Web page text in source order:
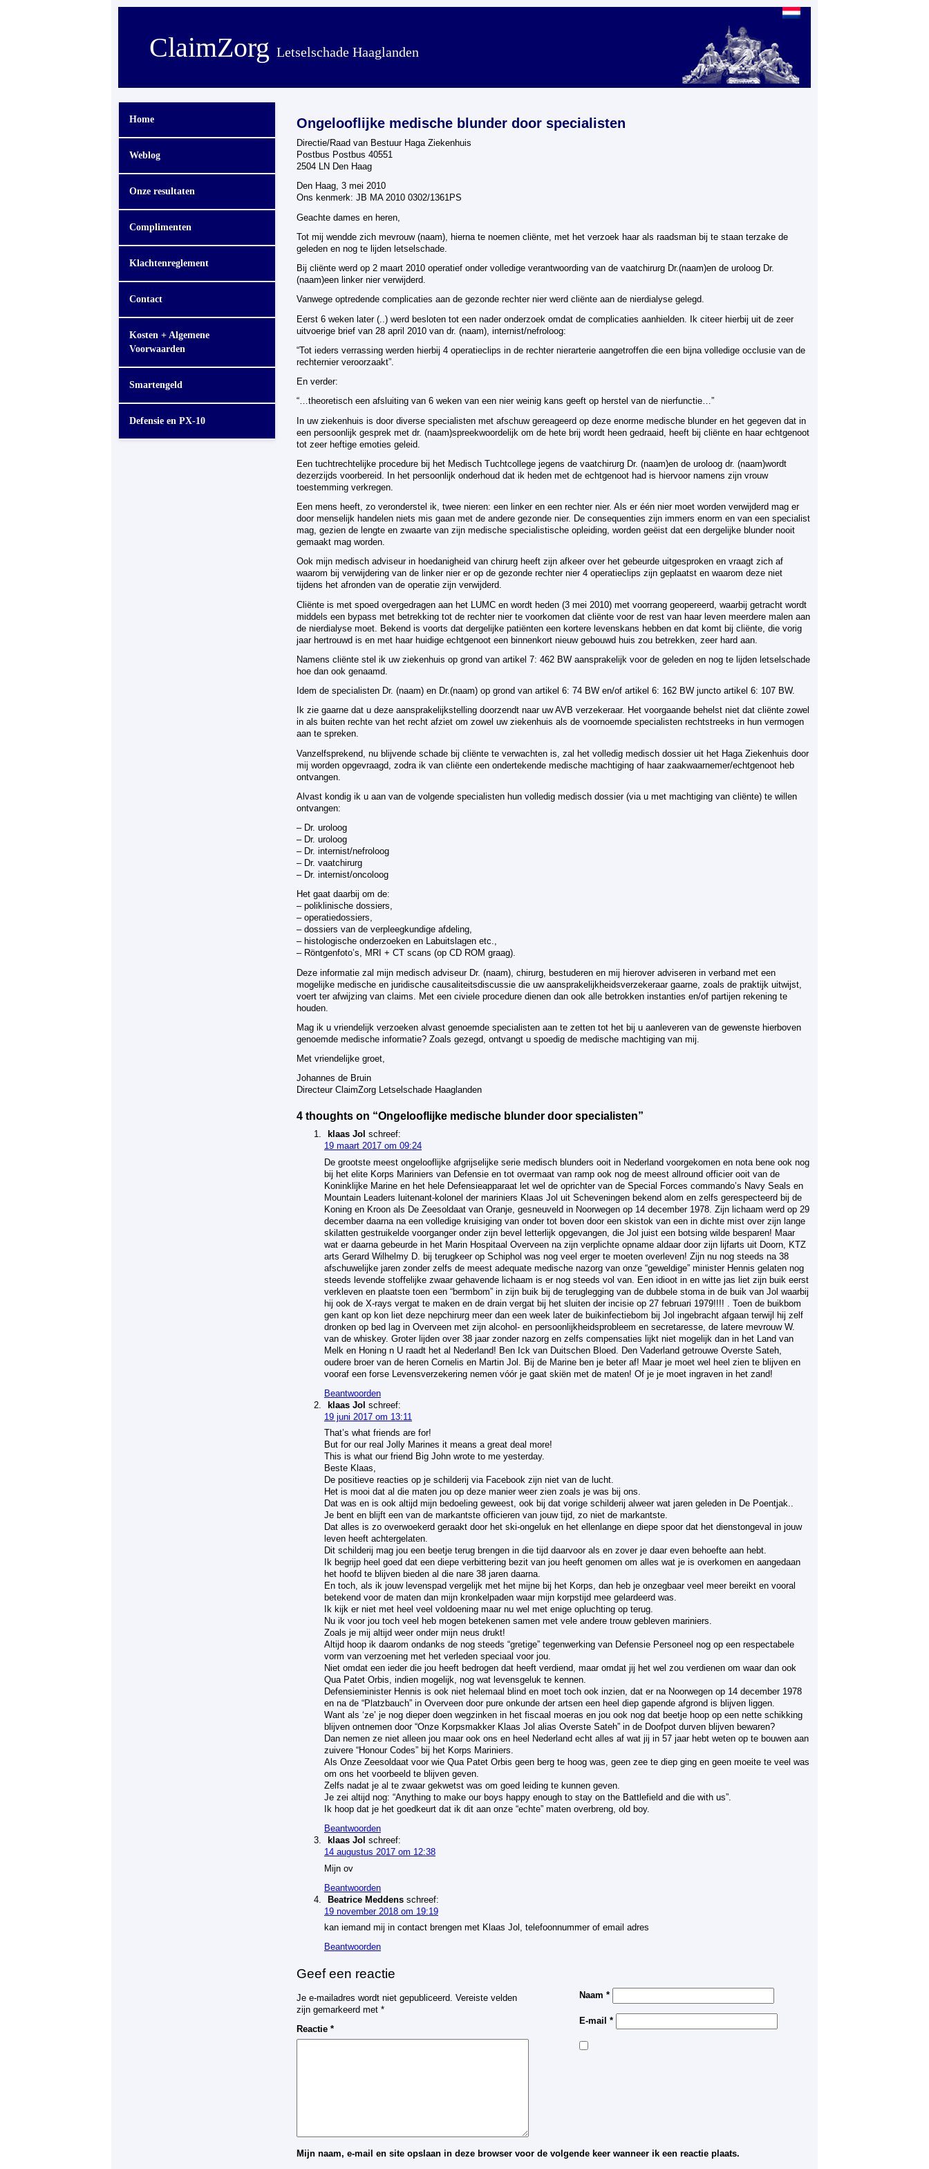
ClaimZorg Letselschade Haaglanden
Home
Weblog
Onze resultaten
Complimenten
Klachtenreglement
Contact
Kosten + Algemene
Voorwaarden
Smartengeld
Defensie en PX-10
Ongelooflijke medische blunder door specialisten
Directie/Raad van Bestuur Haga Ziekenhuis
Postbus Postbus 40551
2504 LN Den Haag
Den Haag, 3 mei 2010
Ons kenmerk: JB MA 2010 0302/1361PS
Geachte dames en heren,
Tot mij wendde zich mevrouw (naam), hierna te noemen cliënte, met het verzoek haar als raadsman bij te staan terzake de
geleden en nog te lijden letselschade.
Bij cliënte werd op 2 maart 2010 operatief onder volledige verantwoording van de vaatchirurg Dr.(naam)en de uroloog Dr.
(naam)een linker nier verwijderd.
Vanwege optredende complicaties aan de gezonde rechter nier werd cliënte aan de nierdialyse gelegd.
Eerst 6 weken later (..) werd besloten tot een nader onderzoek omdat de complicaties aanhielden. Ik citeer hierbij uit de zeer
uitvoerige brief van 28 april 2010 van dr. (naam), internist/nefroloog:
“Tot ieders verrassing werden hierbij 4 operatieclips in de rechter nierarterie aangetroffen die een bijna volledige occlusie van de
rechternier veroorzaakt”.
En verder:
“…theoretisch een afsluiting van 6 weken van een nier weinig kans geeft op herstel van de nierfunctie…”
In uw ziekenhuis is door diverse specialisten met afschuw gereageerd op deze enorme medische blunder en het gegeven dat in
een persoonlijk gesprek met dr. (naam)spreekwoordelijk om de hete brij wordt heen gedraaid, heeft bij cliënte en haar echtgenoot
tot zeer heftige emoties geleid.
Een tuchtrechtelijke procedure bij het Medisch Tuchtcollege jegens de vaatchirurg Dr. (naam)en de uroloog dr. (naam)wordt
dezerzijds voorbereid. In het persoonlijk onderhoud dat ik heden met de echtgenoot had is hiervoor namens zijn vrouw
toestemming verkregen.
Een mens heeft, zo veronderstel ik, twee nieren: een linker en een rechter nier. Als er één nier moet worden verwijderd mag er
door menselijk handelen niets mis gaan met de andere gezonde nier. De consequenties zijn immers enorm en van een specialist
mag, gezien de lengte en zwaarte van zijn medische specialistische opleiding, worden geëist dat een dergelijke blunder nooit
gemaakt mag worden.
Ook mijn medisch adviseur in hoedanigheid van chirurg heeft zijn afkeer over het gebeurde uitgesproken en vraagt zich af
waarom bij verwijdering van de linker nier er op de gezonde rechter nier 4 operatieclips zijn geplaatst en waarom deze niet
tijdens het afronden van de operatie zijn verwijderd.
Cliënte is met spoed overgedragen aan het LUMC en wordt heden (3 mei 2010) met voorrang geopereerd, waarbij getracht wordt
middels een bypass met betrekking tot de rechter nier te voorkomen dat cliënte voor de rest van haar leven meerdere malen aan
de nierdialyse moet. Bekend is voorts dat dergelijke patiënten een kortere levenskans hebben en dat komt bij cliënte, die vorig
jaar hertrouwd is en met haar huidige echtgenoot een binnenkort nieuw gebouwd huis zou betrekken, zeer hard aan.
Namens cliënte stel ik uw ziekenhuis op grond van artikel 7: 462 BW aansprakelijk voor de geleden en nog te lijden letselschade
hoe dan ook genaamd.
Idem de specialisten Dr. (naam) en Dr.(naam) op grond van artikel 6: 74 BW en/of artikel 6: 162 BW juncto artikel 6: 107 BW.
Ik zie gaarne dat u deze aansprakelijkstelling doorzendt naar uw AVB verzekeraar. Het voorgaande behelst niet dat cliënte zowel
in als buiten rechte van het recht afziet om zowel uw ziekenhuis als de voornoemde specialisten rechtstreeks in hun vermogen
aan te spreken.
Vanzelfsprekend, nu blijvende schade bij cliënte te verwachten is, zal het volledig medisch dossier uit het Haga Ziekenhuis door
mij worden opgevraagd, zodra ik van cliënte een ondertekende medische machtiging of haar zaakwaarnemer/echtgenoot heb
ontvangen.
Alvast kondig ik u aan van de volgende specialisten hun volledig medisch dossier (via u met machtiging van cliënte) te willen
ontvangen:
– Dr. uroloog
– Dr. uroloog
– Dr. internist/nefroloog
– Dr. vaatchirurg
– Dr. internist/oncoloog
Het gaat daarbij om de:
– poliklinische dossiers,
– operatiedossiers,
– dossiers van de verpleegkundige afdeling,
– histologische onderzoeken en Labuitslagen etc.,
– Röntgenfoto’s, MRI + CT scans (op CD ROM graag).
Deze informatie zal mijn medisch adviseur Dr. (naam), chirurg, bestuderen en mij hierover adviseren in verband met een
mogelijke medische en juridische causaliteitsdiscussie die uw aansprakelijkheidsverzekeraar gaarne, zoals de praktijk uitwijst,
voert ter afwijzing van claims. Met een civiele procedure dienen dan ook alle betrokken instanties en/of partijen rekening te
houden.
Mag ik u vriendelijk verzoeken alvast genoemde specialisten aan te zetten tot het bij u aanleveren van de gewenste hierboven
genoemde medische informatie? Zoals gezegd, ontvangt u spoedig de medische machtiging van mij.
Met vriendelijke groet,
Johannes de Bruin
Directeur ClaimZorg Letselschade Haaglanden
4 thoughts on “Ongelooflijke medische blunder door specialisten”
klaas Jol schreef:
19 maart 2017 om 09:24
De grootste meest ongelooflijke afgrijselijke serie medisch blunders ooit in Nederland voorgekomen en nota bene ook nog
bij het elite Korps Mariniers van Defensie en tot overmaat van ramp ook nog de meest allround officier ooit van de
Koninklijke Marine en het hele Defensieapparaat let wel de oprichter van de Special Forces commando’s Navy Seals en
Mountain Leaders luitenant-kolonel der mariniers Klaas Jol uit Scheveningen bekend alom en zelfs gerespecteerd bij de
Koning en Kroon als De Zeesoldaat van Oranje, gesneuveld in Noorwegen op 14 december 1978. Zijn lichaam werd op 29
december daarna na een volledige kruisiging van onder tot boven door een skistok van een in dichte mist over zijn lange
skilatten gestruikelde voorganger onder zijn bevel letterlijk opgevangen, die Jol juist een botsing wilde besparen! Maar
wat er daarna gebeurde in het Marin Hospitaal Overveen na zijn verplichte opname aldaar door zijn lijfarts uit Doorn, KTZ
arts Gerard Wilhelmy D. bij terugkeer op Schiphol was nog veel erger te moeten overleven! Zijn nu nog steeds na 38
afschuwelijke jaren zonder zelfs de meest adequate medische nazorg van onze “geweldige” minister Hennis gelaten nog
steeds levende stoffelijke zwaar gehavende lichaam is er nog steeds vol van. Een idioot in en witte jas liet zijn buik eerst
verkleven en plaatste toen een “bermbom” in zijn buik bij de teruglegging van de dubbele stoma in de buik van Jol waarbij
hij ook de X-rays vergat te maken en de drain vergat bij het sluiten der incisie op 27 februari 1979!!!! . Toen de buikbom
gen kant op kon liet deze nepchirurg meer dan een week later de buikinfectiebom bij Jol ingebracht afgaan terwijl hij zelf
dronken op bed lag in Overveen met zijn alcohol- en persoonlijkheidsprobleem en secretaresse, de latere mevrouw W.
van de whiskey. Groter lijden over 38 jaar zonder nazorg en zelfs compensaties lijkt niet mogelijk dan in het Land van
Melk en Honing n U raadt het al Nederland! Ben Ick van Duitschen Bloed. Den Vaderland getrouwe Overste Sateh,
oudere broer van de heren Cornelis en Martin Jol. Bij de Marine ben je beter af! Maar je moet wel heel zien te blijven en
vooraf een forse Levensverzekering nemen vóór je gaat skiën met de maten! Of je je moet ingraven in het zand!
Beantwoorden
klaas Jol schreef:
19 juni 2017 om 13:11
That’s what friends are for!
But for our real Jolly Marines it means a great deal more!
This is what our friend Big John wrote to me yesterday.
Beste Klaas,
De positieve reacties op je schilderij via Facebook zijn niet van de lucht.
Het is mooi dat al die maten jou op deze manier weer zien zoals je was bij ons.
Dat was en is ook altijd mijn bedoeling geweest, ook bij dat vorige schilderij alweer wat jaren geleden in De Poentjak..
Je bent en blijft een van de markantste officieren van jouw tijd, zo niet de markantste.
Dat alles is zo overwoekerd geraakt door het ski-ongeluk en het ellenlange en diepe spoor dat het dienstongeval in jouw
leven heeft achtergelaten.
Dit schilderij mag jou een beetje terug brengen in die tijd daarvoor als en zover je daar even behoefte aan hebt.
Ik begrijp heel goed dat een diepe verbittering bezit van jou heeft genomen om alles wat je is overkomen en aangedaan
het hoofd te blijven bieden al die nare 38 jaren daarna.
En toch, als ik jouw levenspad vergelijk met het mijne bij het Korps, dan heb je onzegbaar veel meer bereikt en vooral
betekend voor de maten dan mijn kronkelpaden waar mijn korpstijd mee gelardeerd was.
Ik kijk er niet met heel veel voldoening maar nu wel met enige opluchting op terug.
Nu ik voor jou toch veel heb mogen betekenen samen met vele andere trouw gebleven mariniers.
Zoals je mij altijd weer onder mijn neus drukt!
Altijd hoop ik daarom ondanks de nog steeds “gretige” tegenwerking van Defensie Personeel nog op een respectabele
vorm van verzoening met het verleden speciaal voor jou.
Niet omdat een ieder die jou heeft bedrogen dat heeft verdiend, maar omdat jij het wel zou verdienen om waar dan ook
Qua Patet Orbis, indien mogelijk, nog wat levensgeluk te kennen.
Defensieminister Hennis is ook niet helemaal blind en moet toch ook inzien, dat er na Noorwegen op 14 december 1978
en na de “Platzbauch” in Overveen door pure onkunde der artsen een heel diep gapende afgrond is blijven liggen.
Want als ‘ze’ je nog dieper doen wegzinken in het fiscaal moeras en jou ook nog dat beetje hoop op een nette schikking
blijven ontnemen door “Onze Korpsmakker Klaas Jol alias Overste Sateh” in de Doofpot durven blijven bewaren?
Dan nemen ze niet alleen jou maar ook ons en heel Nederland echt alles af wat jij in 57 jaar hebt weten op te bouwen aan
zuivere “Honour Codes” bij het Korps Mariniers.
Als Onze Zeesoldaat voor wie Qua Patet Orbis geen berg te hoog was, geen zee te diep ging en geen moeite te veel was
om ons het voorbeeld te blijven geven.
Zelfs nadat je al te zwaar gekwetst was om goed leiding te kunnen geven.
Je zei altijd nog: “Anything to make our boys happy enough to stay on the Battlefield and die with us”.
Ik hoop dat je het goedkeurt dat ik dit aan onze “echte” maten overbreng, old boy.
Beantwoorden
klaas Jol schreef:
14 augustus 2017 om 12:38
Mijn ov
Beantwoorden
Beatrice Meddens schreef:
19 november 2018 om 19:19
kan iemand mij in contact brengen met Klaas Jol, telefoonnummer of email adres
Beantwoorden
Geef een reactie
Je e-mailadres wordt niet gepubliceerd.
Vereiste velden
zijn gemarkeerd met *
Reactie *
Naam*
E-mail*
Mijn naam, e-mail en site opslaan in deze browser voor de volgende keer wanneer ik een reactie plaats.